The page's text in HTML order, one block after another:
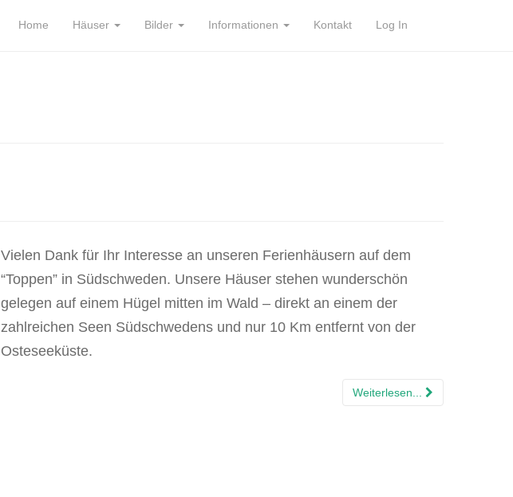
Home Häuser Bilder Informationen Kontakt Log In
Vielen Dank für Ihr Interesse an unseren Ferienhäusern auf dem
“Toppen” in Südschweden. Unsere Häuser stehen wunderschön
gelegen auf einem Hügel mitten im Wald – direkt an einem der
zahlreichen Seen Südschwedens und nur 10 Km entfernt von der
Osteseeküste.
Weiterlesen...